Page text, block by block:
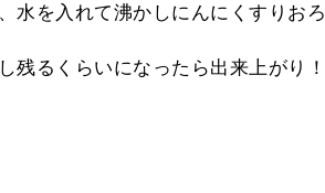
水を入れて沸かしにんにくすりおろ
るくらいになったら出来上がり！